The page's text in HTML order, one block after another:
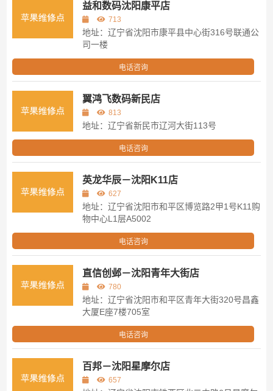
益和数码沈阳康平店
713
地址：辽宁省沈阳市康平县中心街316号联通公
司一楼
电话咨询
翼鸿飞数码新民店
813
地址：辽宁省新民市辽河大街113号
电话咨询
英龙华辰－沈阳K11店
627
地址：辽宁省沈阳市和平区博览路2甲1号K11购
物中心L1层A5002
电话咨询
直信创邺－沈阳青年大街店
780
地址：辽宁省沈阳市和平区青年大街320号昌鑫
大厦E座7楼705室
电话咨询
百邦－沈阳星摩尔店
657